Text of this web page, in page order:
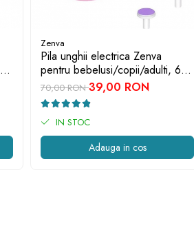
Zenva
Pila unghii electrica Zenva
pentru bebelusi/copii/adulti, 6
capete de schimb, roz
70,00 RON39,00 RON
IN STOC
Adauga in cos